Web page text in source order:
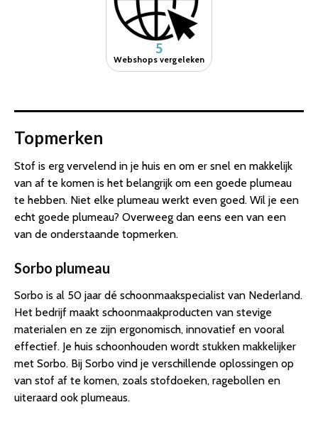
5
Webshops vergeleken
Topmerken
Stof is erg vervelend in je huis en om er snel en makkelijk
van af te komen is het belangrijk om een goede plumeau
te hebben. Niet elke plumeau werkt even goed. Wil je een
echt goede plumeau? Overweeg dan eens een van een
van de onderstaande topmerken.
Sorbo plumeau
Sorbo is al 50 jaar dé schoonmaakspecialist van Nederland.
Het bedrijf maakt schoonmaakproducten van stevige
materialen en ze zijn ergonomisch, innovatief en vooral
effectief. Je huis schoonhouden wordt stukken makkelijker
met Sorbo. Bij Sorbo vind je verschillende oplossingen op
van stof af te komen, zoals stofdoeken, ragebollen en
uiteraard ook plumeaus.